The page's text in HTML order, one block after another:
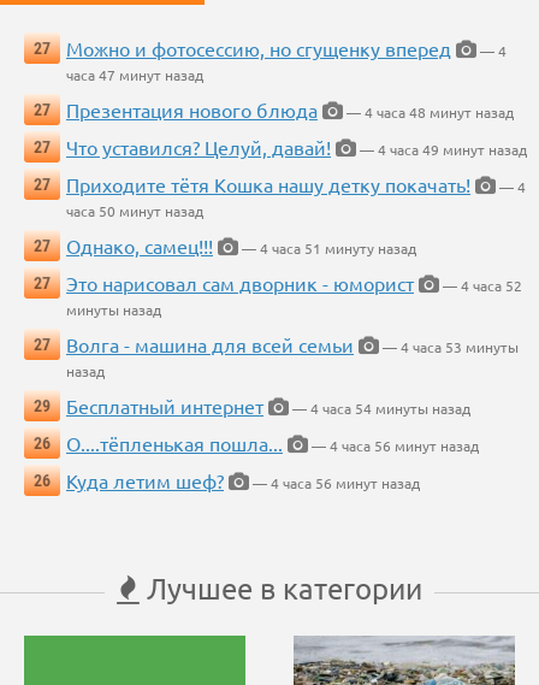
27 Можно и фотосессию, но сгущенку вперед
— 4
часа 47 минут назад
27
Презентация нового блюда
— 4 часа 48 минут назад
27
Что уставился? Целуй, давай!
— 4 часа 49 минут назад
27
Приходите тётя Кошка нашу детку покачать!
— 4
часа 50 минут назад
27
Однако, самец!!!
— 4 часа 51 минуту назад
27
Это нарисовал сам дворник - юморист
— 4 часа 52
минуты назад
27
Волга - машина для всей семьи
— 4 часа 53 минуты
назад
29
Бесплатный интернет
— 4 часа 54 минуты назад
26
О....тёпленькая пошла...
— 4 часа 56 минут назад
26
Куда летим шеф? — 4 часа 56 минут назад
Лучшее в категории